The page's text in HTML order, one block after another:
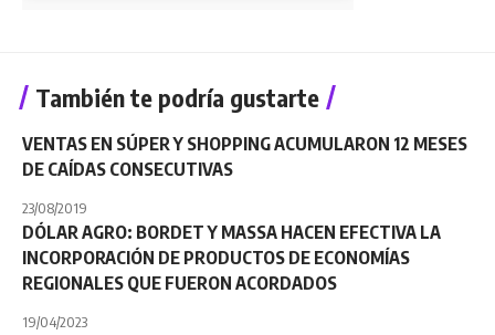
También te podría gustarte
VENTAS EN SÚPER Y SHOPPING ACUMULARON 12 MESES
DE CAÍDAS CONSECUTIVAS
23/08/2019
DÓLAR AGRO: BORDET Y MASSA HACEN EFECTIVA LA
INCORPORACIÓN DE PRODUCTOS DE ECONOMÍAS
REGIONALES QUE FUERON ACORDADOS
19/04/2023